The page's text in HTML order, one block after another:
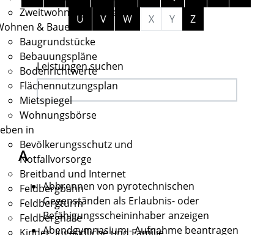
Zweitwohnungssteuer
& Bauen
Baugrundstücke
Bebauungspläne
Bodenrichtwerte
Flächennutzungsplan
Mietspiegel
Wohnungsbörse
in
Bevölkerungsschutz und
Notfallvorsorge
Breitband und Internet
Feldbergbahn
Feldbergturm
Feldberghalle
U
V W X Y Z
Leistungen suchen
A
Abbrennen von pyrotechnischen
Gegenständen als Erlaubnis- oder
Befähigungsscheininhaber anzeigen
Abendgymnasium - Aufnahme beantragen